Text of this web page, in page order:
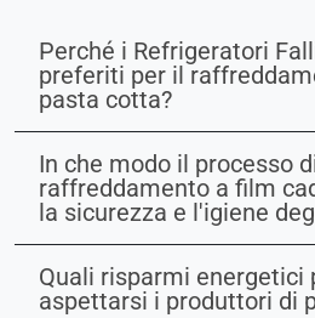
Perché i Refrigeratori
preferiti per il
pasta cotta?
In che modo il processo
raffreddamento a film
la sicurezza e l'igiene
Quali risparmi energetici
aspettarsi i produttori di